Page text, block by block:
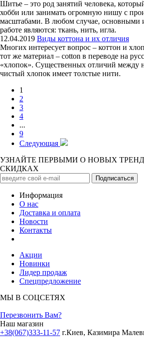
Шитье – это род занятий человека,
хобби или занимать огромную нишу с
масштабами. В любом случае, основными
работе являются: ткань, нить, игла.
12.04.2019 Виды коттона и их отличия
Многих интересует вопрос – коттон и
тот же материал – cotton в переводе на
«хлопок». Существенных отличий между
чистый хлопок имеет толстые нити.
1
2
3
4
...
9
Следующая
УЗНАЙТЕ ПЕРВЫМИ О НОВЫХ
СКИДКАХ
Информация
О нас
Доставка и оплата
Новости
Контакты
Акции
Новинки
Лидер продаж
Спецпредложение
МЫ В СОЦСЕТЯХ
Перезвонить Вам?
Наш магазин
+38(067)333-11-57 г.Киев, Казимира